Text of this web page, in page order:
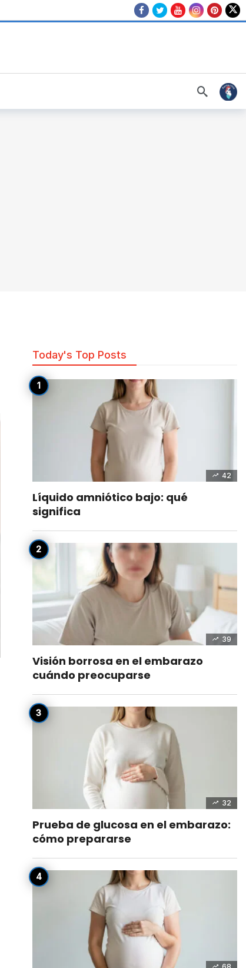
Today's Top Posts
42
Líquido amniótico bajo: qué
significa
39
Visión borrosa en el embarazo
cuándo preocuparse
32
Prueba de glucosa en el embarazo:
cómo prepararse